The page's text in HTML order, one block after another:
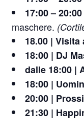
17:00 –
maschere.
18.00 |
18:00 | DJ
dalle 18:00 |
18:00 |
20:00 |
21:30 |